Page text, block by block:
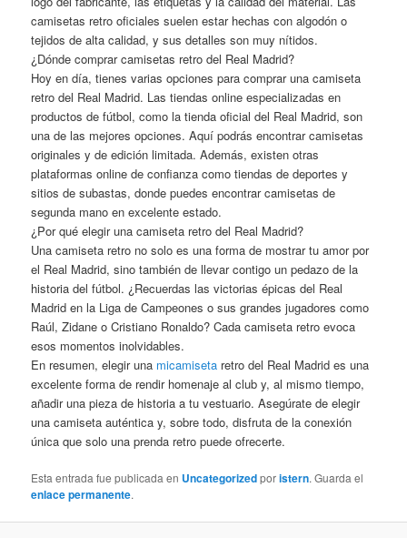
camisetas retro oficiales suelen estar hechas con algodón o
tejidos de alta calidad, y sus detalles son muy nítidos.
¿Dónde comprar camisetas retro del Real Madrid?
Hoy en día, tienes varias opciones para comprar una camiseta
retro del Real Madrid. Las tiendas online especializadas en
productos de fútbol, como la tienda oficial del Real Madrid, son
una de las mejores opciones. Aquí podrás encontrar camisetas
originales y de edición limitada. Además, existen otras
plataformas online de confianza como tiendas de deportes y
sitios de subastas, donde puedes encontrar camisetas de
segunda mano en excelente estado.
¿Por qué elegir una camiseta retro del Real Madrid?
Una camiseta retro no solo es una forma de mostrar tu amor por
el Real Madrid, sino también de llevar contigo un pedazo de la
historia del fútbol. ¿Recuerdas las victorias épicas del Real
Madrid en la Liga de Campeones o sus grandes jugadores como
Raúl, Zidane o Cristiano Ronaldo? Cada camiseta retro evoca
esos momentos inolvidables.
En resumen, elegir una micamiseta retro del Real Madrid es una
excelente forma de rendir homenaje al club y, al mismo tiempo,
añadir una pieza de historia a tu vestuario. Asegúrate de elegir
una camiseta auténtica y, sobre todo, disfruta de la conexión
única que solo una prenda retro puede ofrecerte.
Esta entrada fue publicada en Uncategorizedporistern. Guarda el
enlace permanente.